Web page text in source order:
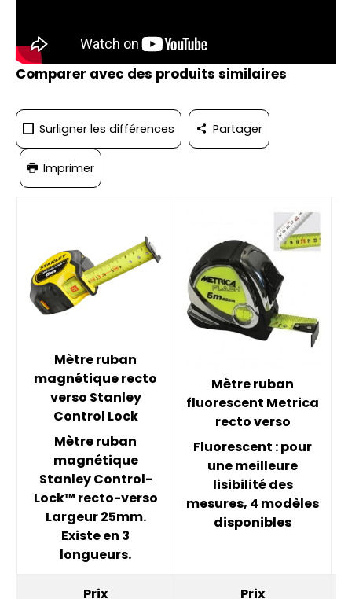
Comparer avec des produits similaires
Surligner les différences Partager
Imprimer
Mètre ruban
magnétique recto
verso Stanley
Control Lock
Mètre ruban
magnétique
Stanley Control-
Lock™ recto-verso
Largeur 25mm.
Existe en 3
longueurs.
Mètre ruban
fluorescent Metrica
recto verso
Fluorescent : pour
une meilleure
lisibilité des
mesures, 4 modèles
disponibles
Prix Prix